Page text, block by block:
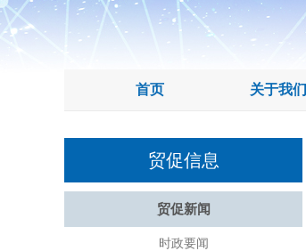
首页 关于我们
贸促信息
贸促新闻
时政要闻